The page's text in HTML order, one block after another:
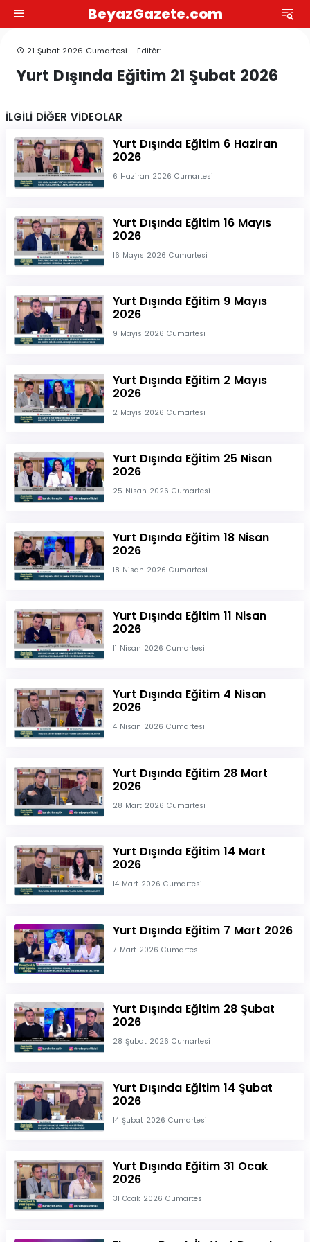
BeyazGazete.com
21 Şubat 2026 Cumartesi - Editör:
Yurt Dışında Eğitim 21 Şubat 2026
İLGİLİ DİĞER VİDEOLAR
Yurt Dışında Eğitim 6 Haziran
2026
6 Haziran 2026 Cumartesi
Yurt Dışında Eğitim 16 Mayıs
2026
16 Mayıs 2026 Cumartesi
Yurt Dışında Eğitim 9 Mayıs
2026
9 Mayıs 2026 Cumartesi
Yurt Dışında Eğitim 2 Mayıs
2026
2 Mayıs 2026 Cumartesi
Yurt Dışında Eğitim 25 Nisan
2026
25 Nisan 2026 Cumartesi
Yurt Dışında Eğitim 18 Nisan
2026
18 Nisan 2026 Cumartesi
Yurt Dışında Eğitim 11 Nisan
2026
11 Nisan 2026 Cumartesi
Yurt Dışında Eğitim 4 Nisan
2026
4 Nisan 2026 Cumartesi
Yurt Dışında Eğitim 28 Mart
2026
28 Mart 2026 Cumartesi
Yurt Dışında Eğitim 14 Mart
2026
14 Mart 2026 Cumartesi
Yurt Dışında Eğitim 7 Mart 2026
7 Mart 2026 Cumartesi
Yurt Dışında Eğitim 28 Şubat
2026
28 Şubat 2026 Cumartesi
Yurt Dışında Eğitim 14 Şubat
2026
14 Şubat 2026 Cumartesi
Yurt Dışında Eğitim 31 Ocak
2026
31 Ocak 2026 Cumartesi